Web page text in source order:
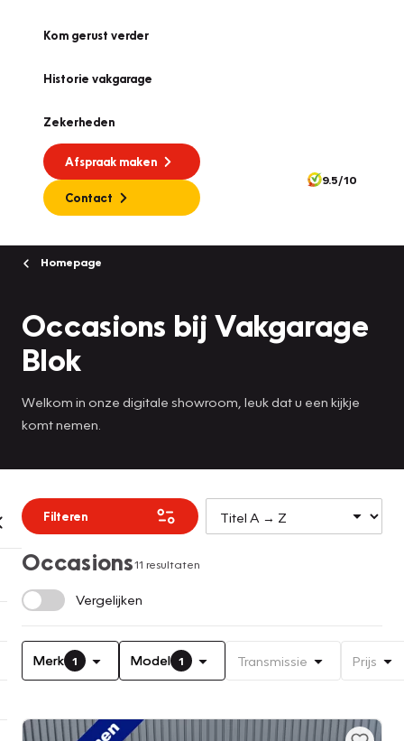
Kom gerust verder
Historie vakgarage
Zekerheden
Afspraak maken
Contact
9.5/10
Homepage
Occasions bij Vakgarage
Blok
Welkom in onze digitale showroom, leuk dat u een kijkje
komt nemen.
Filteren
Occasions11 resultaten
Vergelijken
Merk 1 Model 1 Transmissie Prijs